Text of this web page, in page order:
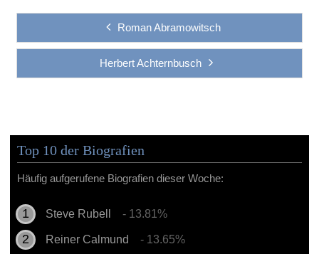
Roman Abramowitsch
Herbert Achternbusch
Top 10 der Biografien
Häufig aufgerufene Biografien dieser Woche:
Steve Rubell - 13.81%
Reiner Calmund - 13.65%